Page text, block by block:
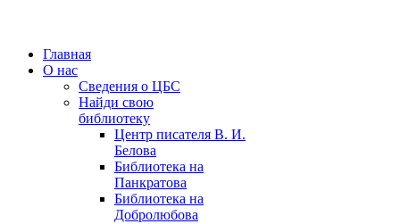
Главная
О нас
Сведения о ЦБС
Найди свою
библиотеку
Центр писателя В. И.
Белова
Библиотека на
Панкратова
Библиотека на
Добролюбова